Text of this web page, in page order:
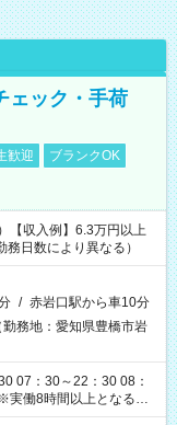
ェック・手荷
歓迎
ブランクOK
【収入例】6.3万円以上
日数により異なる）
/ 赤岩口駅から車10分
務地：愛知県豊橋市岩
07：30～22：30 08：
働8時間以上となる勤